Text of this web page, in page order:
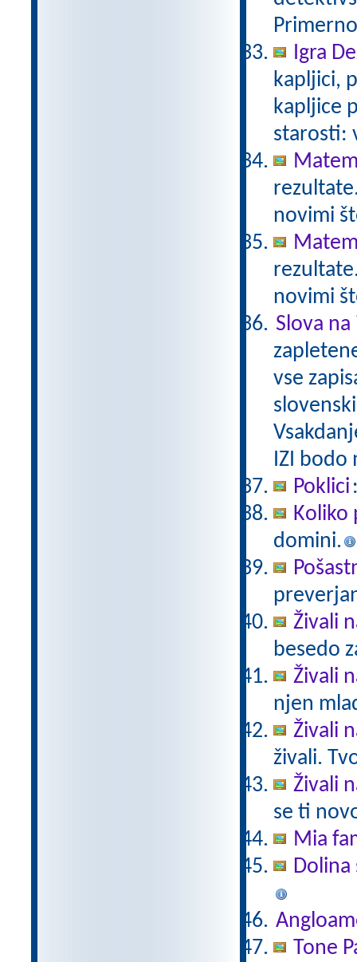
Igra
kapljici,
kapljice
starosti:
novimi
novimi
Slova na
vse
IZI bodo
Poklici
Koliko
domini.
Živali
besedo
Živali
njen
Živali
živali.
Živali
se ti
Mia
Tone